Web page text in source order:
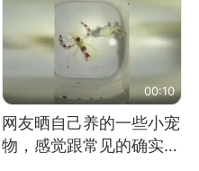
00:10
网友晒自己养的一些小宠
物，感觉跟常见的确实有